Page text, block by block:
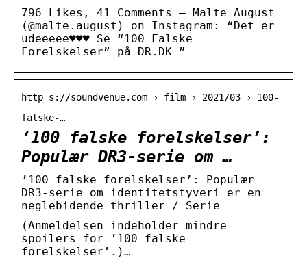
796 Likes, 41 Comments – Malte August
(@malte.august) on Instagram: “Det er
udeeeee♥️♥️♥️ Se “100 Falske
Forelskelser” på DR.DK ”
http s://soundvenue.com › film › 2021/03 › 100-
falske-…
‘100 falske forelskelser’:
Populær DR3-serie om …
’100 falske forelskelser’: Populær
DR3-serie om identitetstyveri er en
neglebidende thriller / Serie
(Anmeldelsen indeholder mindre
spoilers for ’100 falske
forelskelser’.)…